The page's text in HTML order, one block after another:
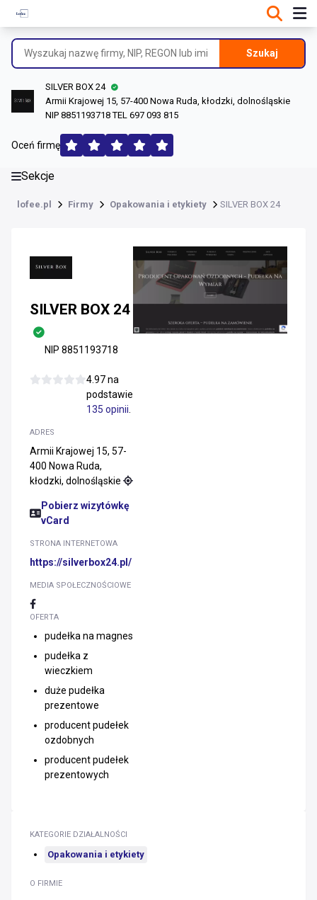
Szukaj
SILVER BOX 24
Armii Krajowej 15, 57-400 Nowa Ruda, kłodzki, dolnośląskie
NIP 8851193718 TEL 697 093 815
Oceń firmę
Sekcje
lofee.pl Firmy Opakowania i etykiety SILVER BOX 24
Informacje o firmie
Dane rejestrowe
Lokalizacje
Opinie (135)
SILVER BOX 24
NIP 8851193718
4.97 na
podstawie
135 opinii
ADRES
Armii Krajowej 15, 57-
400 Nowa Ruda,
kłodzki, dolnośląskie
Pobierz wizytówkę
vCard
STRONA INTERNETOWA
https://silverbox24.pl/
MEDIA SPOŁECZNOŚCIOWE
OFERTA
pudełka na magnes
pudełka z
wieczkiem
duże pudełka
prezentowe
producent pudełek
ozdobnych
producent pudełek
prezentowych
O FIRMIE
KATEGORIE DZIAŁALNOŚCI
Opakowania i etykiety